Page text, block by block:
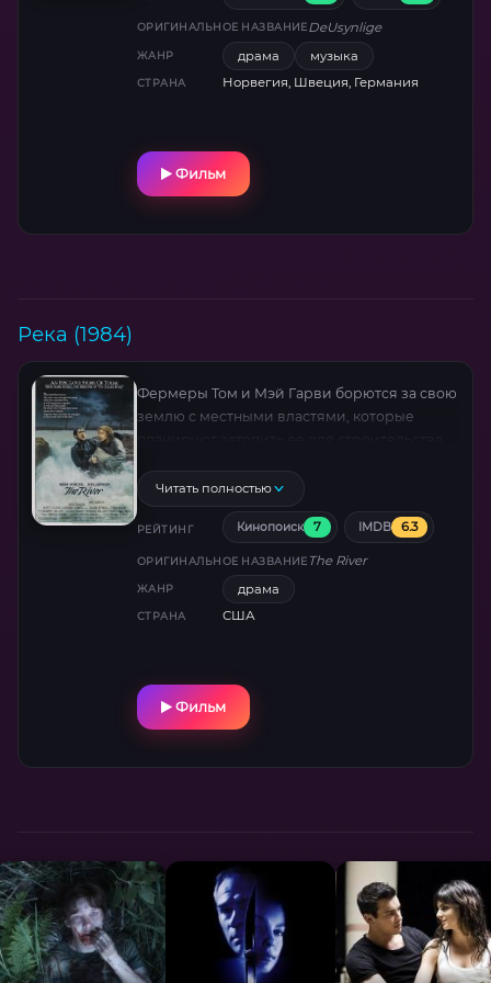
устраивается работать органистом в
церкви. Но спрятаться от своего прошлого,
оказывается, не так легко…
ОРИГИНАЛЬНОЕ НАЗВАНИЕDeUsynlige
ЖАНР драма музыка
СТРАНА Норвегия, Швеция, Германия
Фильм
Река (1984)
Фермеры Том и Мэй Гарви борются за свою
землю с местными властями, которые
Читать полностью
РЕЙТИНГ Кинопоиск 7 IMDB 6.3
ОРИГИНАЛЬНОЕ НАЗВАНИЕ The River
ЖАНР драма
СТРАНА США
Фильм